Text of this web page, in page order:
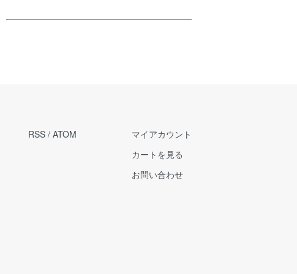
RSS / ATOM
マイアカウント
カートを見る
お問い合わせ